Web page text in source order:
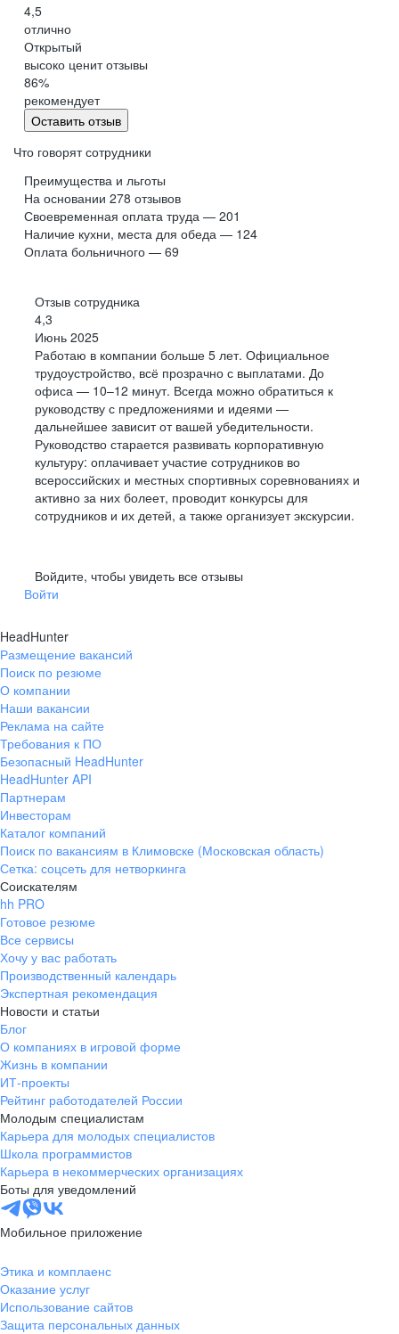
4,5
отлично
Открытый
высоко ценит отзывы
86%
рекомендует
Оставить отзыв
Что говорят сотрудники
Преимущества и льготы
На основании 278 отзывов
Своевременная оплата труда — 201
Наличие кухни, места для обеда — 124
Оплата больничного — 69
Отзыв сотрудника
4,3
Июнь 2025
Работаю в компании больше 5 лет. Официальное
трудоустройство, всё прозрачно с выплатами. До
офиса — 10–12 минут. Всегда можно обратиться к
руководству с предложениями и идеями —
дальнейшее зависит от вашей убедительности.
Руководство старается развивать корпоративную
культуру: оплачивает участие сотрудников во
всероссийских и местных спортивных соревнованиях и
активно за них болеет, проводит конкурсы для
сотрудников и их детей, а также организует экскурсии.
Войдите, чтобы увидеть все отзывы
Войти
HeadHunter
Размещение вакансий
Поиск по резюме
О компании
Наши вакансии
Реклама на сайте
Требования к ПО
Безопасный HeadHunter
HeadHunter API
Партнерам
Инвесторам
Каталог компаний
Поиск по вакансиям в Климовске (Московская область)
Сетка: соцсеть для нетворкинга
Соискателям
hh PRO
Готовое резюме
Все сервисы
Хочу у вас работать
Производственный календарь
Экспертная рекомендация
Новости и статьи
Блог
О компаниях в игровой форме
Жизнь в компании
ИТ-проекты
Рейтинг работодателей России
Молодым специалистам
Карьера для молодых специалистов
Школа программистов
Карьера в некоммерческих организациях
Боты для уведомлений
Мобильное приложение
Этика и комплаенс
Оказание услуг
Использование сайтов
Защита персональных данных